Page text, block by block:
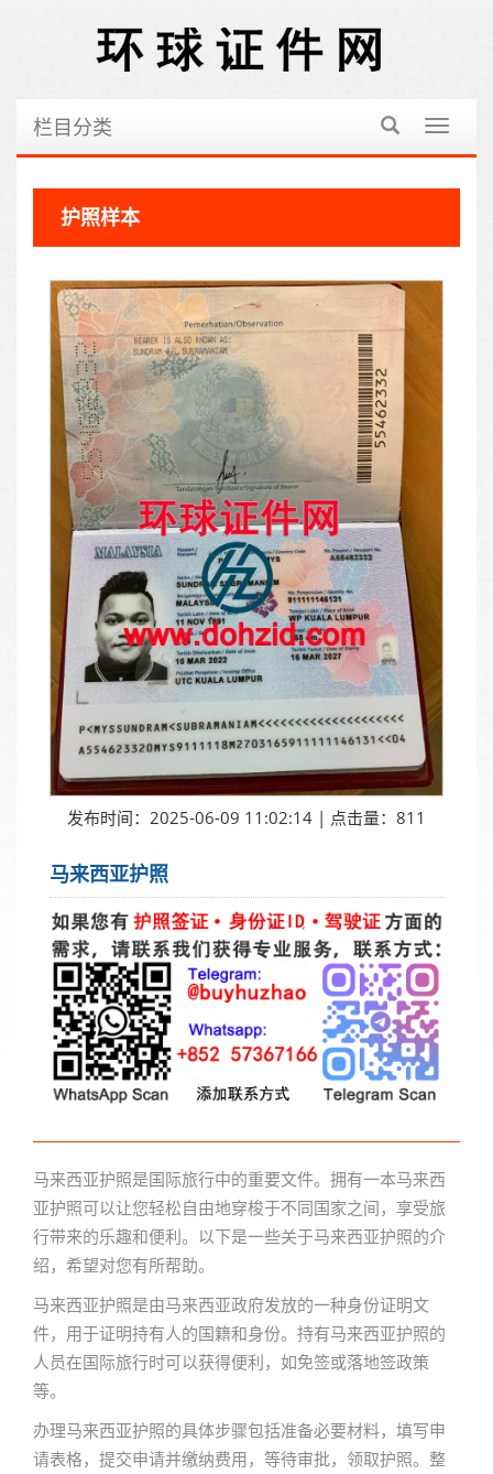
切
航
栏目分类
护照样本
发布时间：2025-06-09 11:02:14 | 点击量：811
马来西亚护照
马来西亚护照是国际旅行中的重要文件。拥有一本马来西
亚护照可以让您轻松自由地穿梭于不同国家之间，享受旅
行带来的乐趣和便利。以下是一些关于马来西亚护照的介
绍，希望对您有所帮助。
马来西亚护照是由马来西亚政府发放的一种身份证明文
件，用于证明持有人的国籍和身份。持有马来西亚护照的
人员在国际旅行时可以获得便利，如免签或落地签政策
等。
办理马来西亚护照的具体步骤包括准备必要材料，填写申
请表格，提交申请并缴纳费用，等待审批，领取护照。整